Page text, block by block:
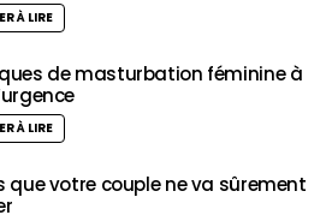
À LIRE
de masturbation féminine à
À LIRE
que votre couple ne va sûrement